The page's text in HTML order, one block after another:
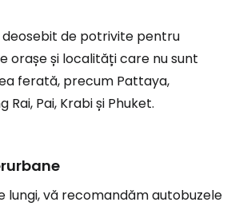
de potrivite pentru
orașe și localități care nu sunt
ferată, precum Pattaya,
Rai, Pai, Krabi și Phuket.
lungi, vă recomandăm autobuzele